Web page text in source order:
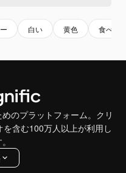
白い 黄色 食べ物
のプラットフォーム。クリ
含む100万人以上が利用し